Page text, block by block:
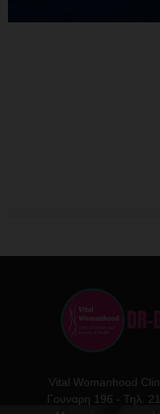
Vital Womanhood
Γουναρη 196 - Τηλ.